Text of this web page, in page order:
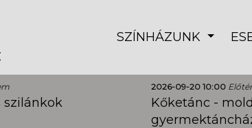
SZÍNHÁZUNK
szilánkok
2026-09-20 10:00 Előtér
Kőketánc -